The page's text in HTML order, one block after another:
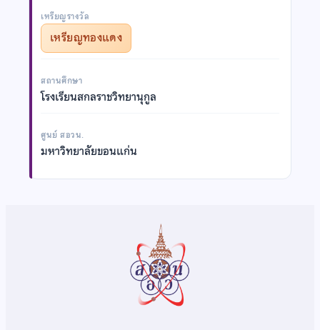
เหรียญรางวัล
เหรียญทองแดง
สถานศึกษา
โรงเรียนสกลราชวิทยานุกูล
ศูนย์ สอวน.
มหาวิทยาลัยขอนแก่น